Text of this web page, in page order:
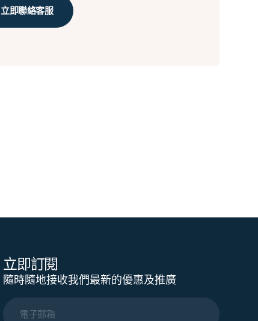
立即聯絡客服
立即訂閱
隨時隨地接收我們最新的優惠及推廣
電子郵箱